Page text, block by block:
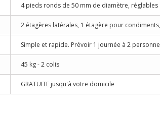
4 pieds ronds de 50 mm de diamètre,
2 étagères latérales, 1 étagère pour
Simple et rapide. Prévoir 1 journée à 2
45 kg - 2 colis
GRATUITE jusqu'à votre domicile